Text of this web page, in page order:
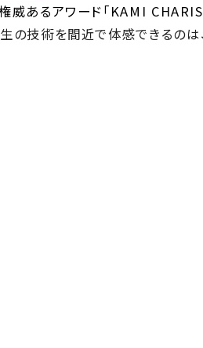
威あるアワード「KAMI
技術を間近で体感できるの